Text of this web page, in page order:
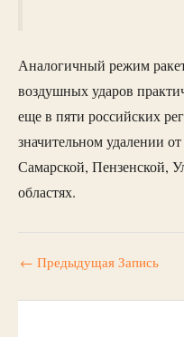
Аналогичный режим
воздушных ударов
еще в пяти российских
значительном удалении
Самарской, Пензенской,
областях.
← Предыдущая Запись